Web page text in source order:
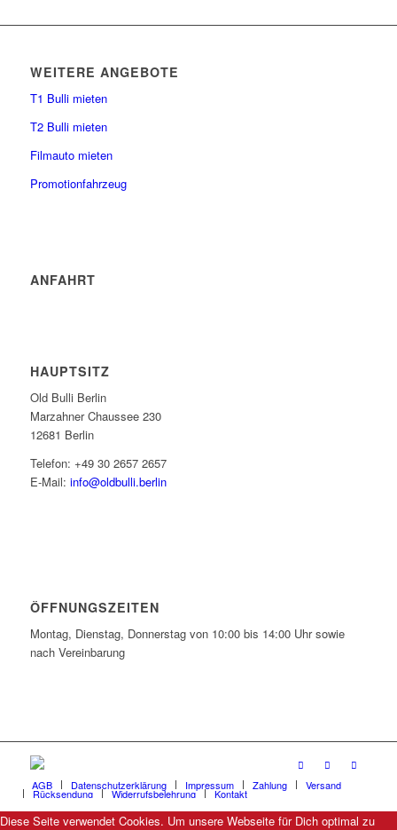
WEITERE ANGEBOTE
T1 Bulli mieten
T2 Bulli mieten
Filmauto mieten
Promotionfahrzeug
ANFAHRT
HAUPTSITZ
Old Bulli Berlin
Marzahner Chaussee 230
12681 Berlin
Telefon: +49 30 2657 2657
E-Mail: info@oldbulli.berlin
ÖFFNUNGSZEITEN
Montag, Dienstag, Donnerstag von 10:00 bis 14:00 Uhr sowie
nach Vereinbarung
AGB Datenschutzerklärung Impressum Zahlung Versand
Rücksendung Widerrufsbelehrung Kontakt
Diese Seite verwendet Cookies. Um unsere Webseite für Dich optimal zu